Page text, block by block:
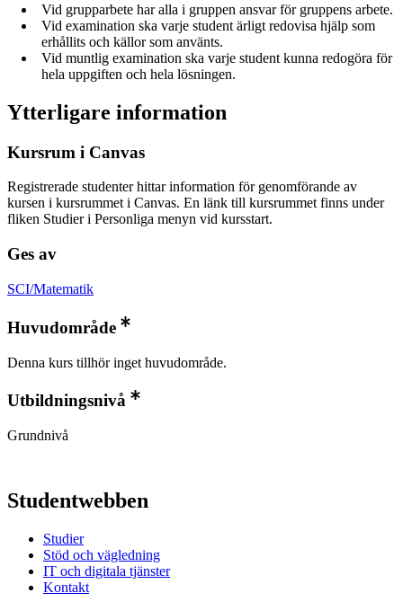
Vid grupparbete har alla i gruppen ansvar för gruppens arbete.
Vid examination ska varje student ärligt redovisa hjälp som
erhållits och källor som använts.
Vid muntlig examination ska varje student kunna redogöra för
hela uppgiften och hela lösningen.
Ytterligare information
Kursrum i Canvas
Registrerade studenter hittar information för genomförande av
kursen i kursrummet i Canvas. En länk till kursrummet finns under
fliken Studier i Personliga menyn vid kursstart.
Ges av
SCI/Matematik
Huvudområde
Denna kurs tillhör inget huvudområde.
Utbildningsnivå
Grundnivå
Studentwebben
Studier
Stöd och vägledning
IT och digitala tjänster
Kontakt